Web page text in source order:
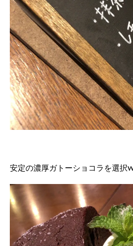
安定の濃厚ガトーショコラを選択